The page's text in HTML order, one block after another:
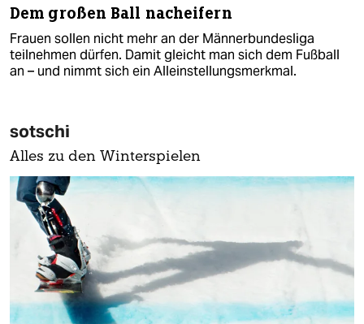
Dem großen Ball nacheifern
Frauen sollen nicht mehr an der Männerbundesliga
teilnehmen dürfen. Damit gleicht man sich dem Fußball
an – und nimmt sich ein Alleinstellungsmerkmal.
sotschi
Alles zu den Winterspielen